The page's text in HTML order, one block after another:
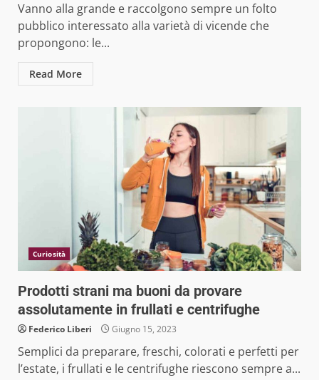
Vanno alla grande e raccolgono sempre un folto
pubblico interessato alla varietà di vicende che
propongono: le...
Read More
Curiosità
Prodotti strani ma buoni da provare
assolutamente in frullati e centrifughe
Federico Liberi Giugno 15, 2023
Semplici da preparare, freschi, colorati e perfetti per
l’estate, i frullati e le centrifughe riescono sempre a...